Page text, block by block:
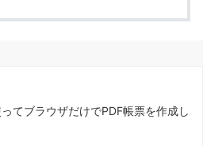
てブラウザだけでPDF帳票を作成し